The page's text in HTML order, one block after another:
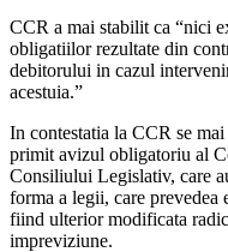
CCR a mai stabilit ca “nici
obligatiilor rezultate din
debitorului in cazul
acestuia.”
In contestatia la CCR se
primit avizul obligatoriu al
Consiliului Legislativ, care
forma a legii, care prevedea
fiind ulterior modificata
impreviziune.